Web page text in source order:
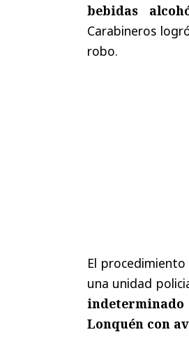
bebidas
Carabineros
robo.
El
una unidad
indeterminado
Lonquén con